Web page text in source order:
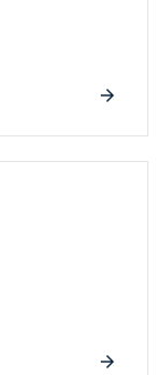
arrow_forward
arrow_forward